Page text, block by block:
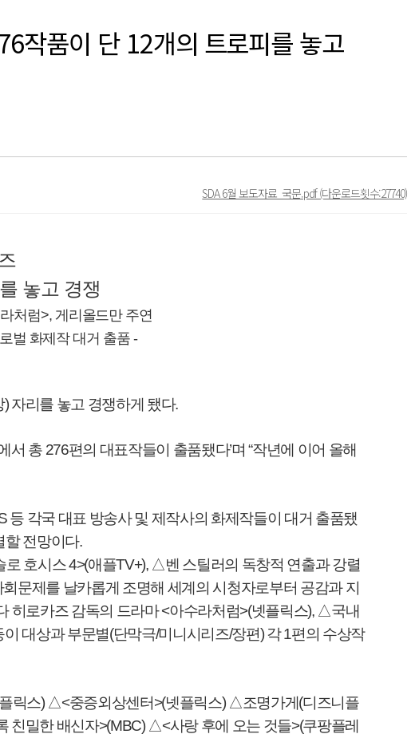
작품이 단 12개의 트로피를 놓고
SDA 6월 보도자료_국문.pdf(다운로드횟수:27740)
놓고 경쟁
처럼>, 게리올드만 주연
벌 화제작 대거 출품 -
)자리를 놓고 경쟁하게 됐다.
서 총 276편의 대표작들이 출품됐다’며“작년에 이어 올해
등 각국 대표 방송사 및 제작사의 화제작들이 대거 출품됐
할 전망이다.
로 호시스4>(애플TV+), △벤 스틸러의 독창적 연출과 강렬
회문제를 날카롭게 조명해 세계의 시청자로부터 공감과 지
히로카즈 감독의 드라마<아수라처럼>(넷플릭스), △국내
이 대상과 부문별(단막극/미니시리즈/장편)각1편의 수상작
릭스) △<중증외상센터>(넷플릭스) △조명가게 (디즈니플
친밀한 배신자>(MBC) △<사랑 후에 오는 것들>(쿠팡플레